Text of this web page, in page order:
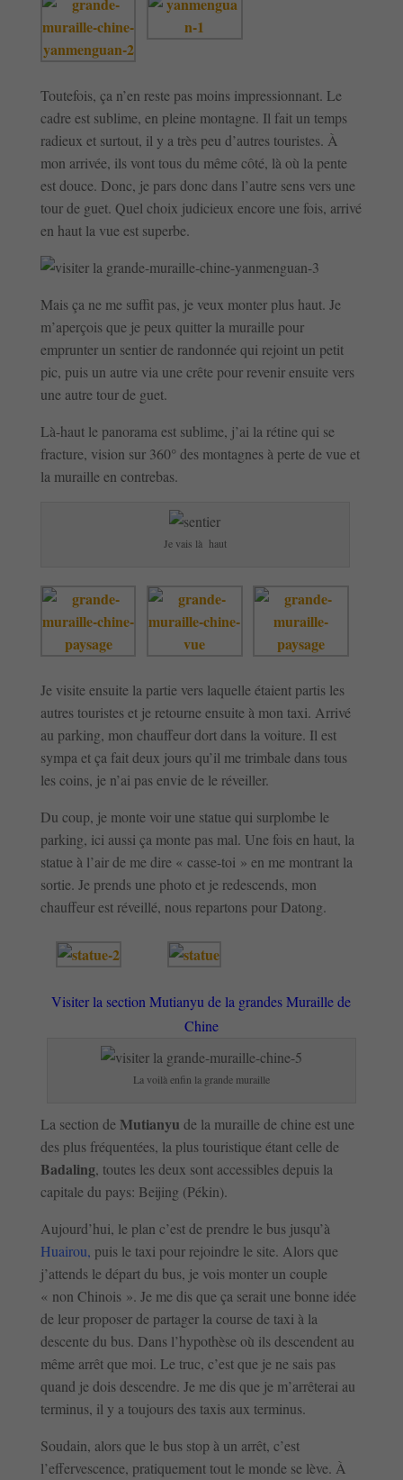
Toutefois, ça n’en reste pas moins impressionnant. Le
cadre est sublime, en pleine montagne. Il fait un temps
radieux et surtout, il y a très peu d’autres touristes. À
mon arrivée, ils vont tous du même côté, là où la pente
est douce. Donc, je pars donc dans l’autre sens vers une
tour de guet. Quel choix judicieux encore une fois, arrivé
en haut la vue est superbe.
Mais ça ne me suffit pas, je veux monter plus haut. Je
m’aperçois que je peux quitter la muraille pour
emprunter un sentier de randonnée qui rejoint un petit
pic, puis un autre via une crête pour revenir ensuite vers
une autre tour de guet.
Là-haut le panorama est sublime, j’ai la rétine qui se
fracture, vision sur 360° des montagnes à perte de vue et
la muraille en contrebas.
Je vais là haut
Je visite ensuite la partie vers laquelle étaient partis les
autres touristes et je retourne ensuite à mon taxi. Arrivé
au parking, mon chauffeur dort dans la voiture. Il est
sympa et ça fait deux jours qu’il me trimbale dans tous
les coins, je n’ai pas envie de le réveiller.
Du coup, je monte voir une statue qui surplombe le
parking, ici aussi ça monte pas mal. Une fois en haut, la
statue à l’air de me dire « casse-toi » en me montrant la
sortie. Je prends une photo et je redescends, mon
chauffeur est réveillé, nous repartons pour Datong.
Visiter la section Mutianyu de la grandes Muraille de
Chine
La voilà enfin la grande muraille
La section de Mutianyu de la muraille de chine est une
des plus fréquentées, la plus touristique étant celle de
Badaling, toutes les deux sont accessibles depuis la
capitale du pays: Beijing (Pékin).
Aujourd’hui, le plan c’est de prendre le bus jusqu’à
Huairou, puis le taxi pour rejoindre le site. Alors que
j’attends le départ du bus, je vois monter un couple
« non Chinois ». Je me dis que ça serait une bonne idée
de leur proposer de partager la course de taxi à la
descente du bus. Dans l’hypothèse où ils descendent au
même arrêt que moi. Le truc, c’est que je ne sais pas
quand je dois descendre. Je me dis que je m’arrêterai au
terminus, il y a toujours des taxis aux terminus.
Soudain, alors que le bus stop à un arrêt, c’est
l’effervescence, pratiquement tout le monde se lève. À